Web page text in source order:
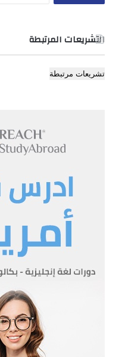
التشريعات المرتبطة
تشريعات مرتبطة